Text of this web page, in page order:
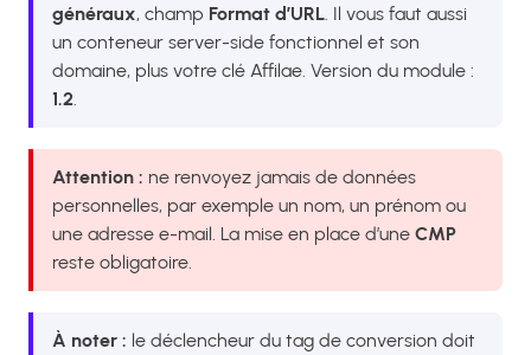
généraux, champ Format d’URL . Il vous faut aussi
un conteneur server-side fonctionnel et son
domaine, plus votre clé Affilae. Version du module :
1.2
Attention : ne renvoyez jamais de données
personnelles, par exemple un nom, un prénom ou
une adresse e-mail. La mise en place d’une CMP
reste obligatoire.
À noter : le déclencheur du tag de conversion doit